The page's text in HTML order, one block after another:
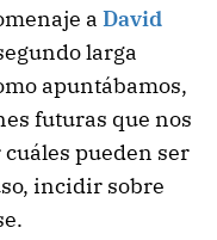
a David
larga
apuntábamos,
futuras que nos
pueden ser
incidir sobre